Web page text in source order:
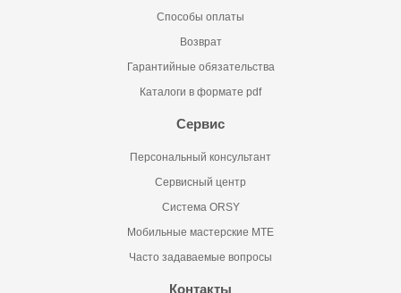
Способы оплаты
Возврат
Гарантийные обязательства
Каталоги в формате pdf
Сервис
Персональный консультант
Сервисный центр
Система ORSY
Мобильные мастерские MTE
Часто задаваемые вопросы
Контакты